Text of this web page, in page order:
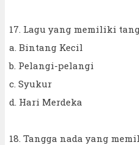
17. Lagu yang memiliki
a. Bintang Kecil
b. Pelangi-pelangi
c. Syukur
d. Hari Merdeka
18. Tangga nada yang